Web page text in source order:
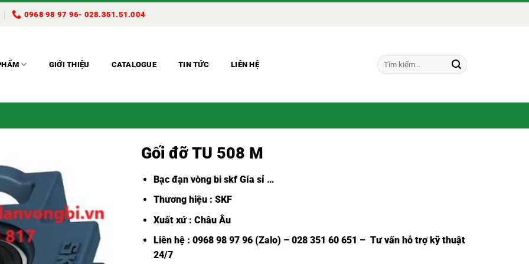
0968 98 97 96- 028.351.51.004
GIỚI THIỆU CATALOGUE TIN TỨC LIÊN HỆ
Tìm
kiếm:
Gối đỡ TU 508 M
Bạc đạn vòng bi skf Gía sỉ…
Thương hiệu : SKF
Xuất xứ : Châu Âu
Liên hệ : 0968 98 97 96 (Zalo) – 028 351 60 651 – Tư vấn hỗ trợ kỹ thuật
24/7